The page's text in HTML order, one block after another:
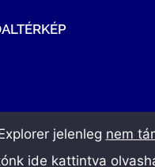
jelenleg nem
ide kattintva